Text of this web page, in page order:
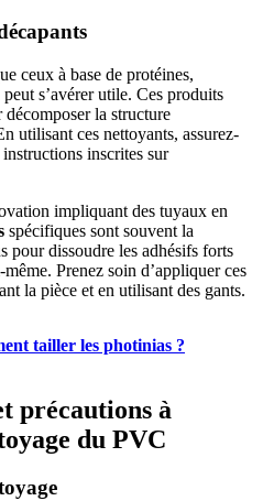
ceux à base de protéines,
peut s’avérer utile. Ces produits
la structure
utilisant ces nettoyants, assurez-
inscrites sur
impliquant des tuyaux en
spécifiques sont souvent la
pour dissoudre les adhésifs forts
Prenez soin d’appliquer ces
la pièce et en utilisant des gants.
tailler les photinias ?
précautions à
du PVC